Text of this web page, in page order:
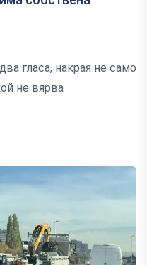
гласа, накрая не само
не вярва